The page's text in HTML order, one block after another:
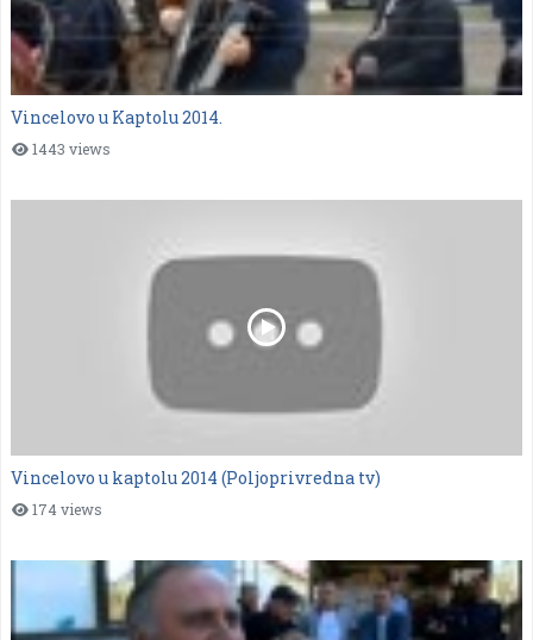
Vincelovo u Kaptolu 2014.
1443 views
Vincelovo u kaptolu 2014 (Poljoprivredna tv)
174 views